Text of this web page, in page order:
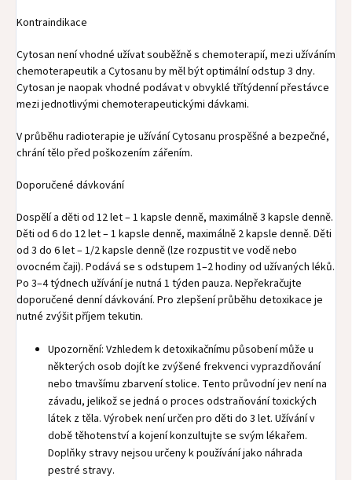
Kontraindikace
Cytosan není vhodné užívat souběžně s chemoterapií, mezi užíváním
chemoterapeutik a Cytosanu by měl být optimální odstup 3 dny.
Cytosan je naopak vhodné podávat v obvyklé třítýdenní přestávce
mezi jednotlivými chemoterapeutickými dávkami.
V průběhu radioterapie je užívání Cytosanu prospěšné a bezpečné,
chrání tělo před poškozením zářením.
Doporučené dávkování
Dospělí a děti od 12 let – 1 kapsle denně, maximálně 3 kapsle denně.
Děti od 6 do 12 let – 1 kapsle denně, maximálně 2 kapsle denně. Děti
od 3 do 6 let – 1/2 kapsle denně (lze rozpustit ve vodě nebo
ovocném čaji). Podává se s odstupem 1–2 hodiny od užívaných léků.
Po 3–4 týdnech užívání je nutná 1 týden pauza. Nepřekračujte
doporučené denní dávkování. Pro zlepšení průběhu detoxikace je
nutné zvýšit příjem tekutin.
Upozornění: Vzhledem k detoxikačnímu působení může u
některých osob dojít ke zvýšené frekvenci vyprazdňování
nebo tmavšímu zbarvení stolice. Tento průvodní jev není na
závadu, jelikož se jedná o proces odstraňování toxických
látek z těla. Výrobek není určen pro děti do 3 let. Užívání v
době těhotenství a kojení konzultujte se svým lékařem.
Doplňky stravy nejsou určeny k používání jako náhrada
pestré stravy.